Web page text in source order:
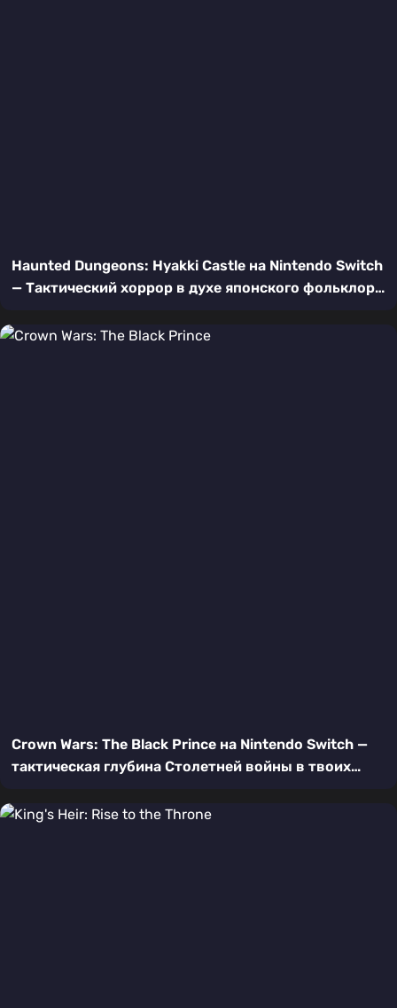
Haunted Dungeons: Hyakki Castle на Nintendo Switch
— Тактический хоррор в духе японского фольклора
Crown Wars: The Black Prince на Nintendo Switch —
тактическая глубина Столетней войны в твоих